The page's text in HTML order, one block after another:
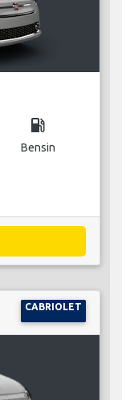
local_gas_station
Bensin
CABRIOLET